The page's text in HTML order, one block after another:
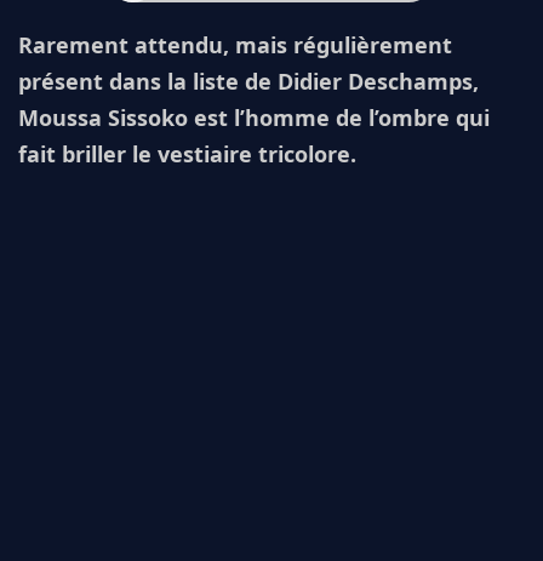
Rarement attendu, mais régulièrement
présent dans la liste de Didier Deschamps,
Moussa Sissoko est l’homme de l’ombre qui
fait briller le vestiaire tricolore.